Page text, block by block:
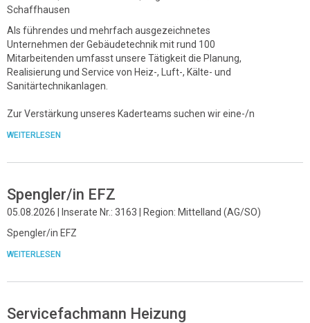
Schaffhausen
Als führendes und mehrfach ausgezeichnetes
Unternehmen der Gebäudetechnik mit rund 100
Mitarbeitenden umfasst unsere Tätigkeit die Planung,
Realisierung und Service von Heiz-, Luft-, Kälte- und
Sanitärtechnikanlagen.
Zur Verstärkung unseres Kaderteams suchen wir eine-/n
WEITERLESEN
Spengler/in EFZ
05.08.2026 | Inserate Nr.: 3163 | Region: Mittelland (AG/SO)
Spengler/in EFZ
WEITERLESEN
Servicefachmann Heizung